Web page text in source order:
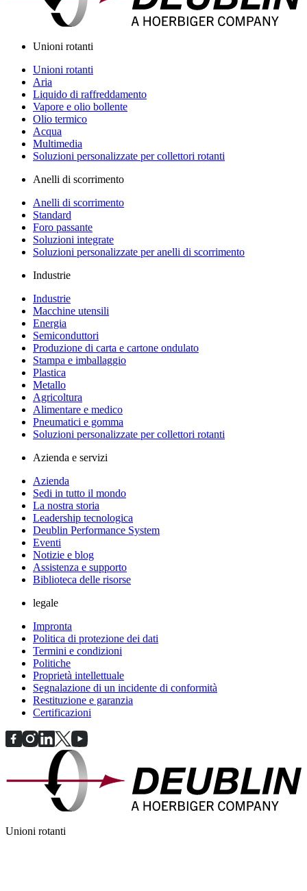
Unioni rotanti
Unioni rotanti
Aria
Liquido di raffreddamento
Vapore e olio bollente
Olio termico
Acqua
Multimedia
Soluzioni personalizzate per collettori rotanti
Anelli di scorrimento
Anelli di scorrimento
Standard
Foro passante
Soluzioni integrate
Soluzioni personalizzate per anelli di scorrimento
Industrie
Industrie
Macchine utensili
Energia
Semiconduttori
Produzione di carta e cartone ondulato
Stampa e imballaggio
Plastica
Metallo
Agricoltura
Alimentare e medico
Pneumatici e gomma
Soluzioni personalizzate per collettori rotanti
Azienda e servizi
Azienda
Sedi in tutto il mondo
La nostra storia
Leadership tecnologica
Deublin Performance System
Eventi
Notizie e blog
Assistenza e supporto
Biblioteca delle risorse
legale
Impronta
Politica di protezione dei dati
Termini e condizioni
Politiche
Proprietà intellettuale
Segnalazione di un incidente di conformità
Restituzione e garanzia
Certificazioni
Unioni rotanti